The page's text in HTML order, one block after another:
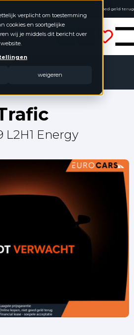
verplicht om toestemming
cookies en soortgelijke
wij je middels dit bericht over
weigeren
Online kopen, niet goed geld terug
Geen jaarcijfers nodig
L2H1 Energy